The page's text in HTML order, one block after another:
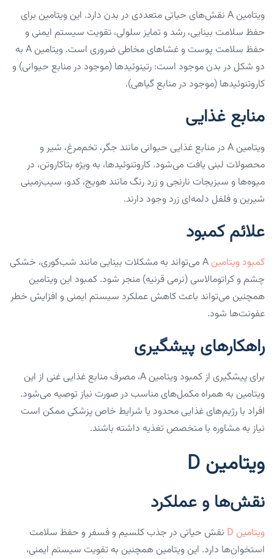
ویتامین A نقش‌های حیاتی متعددی در بدن دارد. این ویتامین برای
حفظ سلامت بینایی، رشد و تمایز سلولی، تقویت سیستم ایمنی و
حفظ سلامت پوست و غشاهای مخاطی ضروری است. ویتامین A به
دو شکل در بدن موجود است: رتینوئیدها (موجود در منابع حیوانی) و
کاروتنوئیدها (موجود در منابع گیاهی).
منابع غذایی
ویتامین A در منابع غذایی حیوانی مانند جگر، تخم‌مرغ، شیر و
محصولات لبنی یافت می‌شود. کاروتنوئیدها، به ویژه بتاکاروتن، در
میوه‌ها و سبزیجات نارنجی و زرد رنگ مانند هویج، کدو، سیب‌زمینی
شیرین و فلفل دلمه‌ای زرد وجود دارند.
علائم کمبود
کمبود ویتامین
A می‌تواند به مشکلات بینایی مانند شب‌کوری، خشکی
چشم و کراتومالاسی (نرمی قرنیه) منجر شود. کمبود این ویتامین
همچنین می‌تواند باعث کاهش عملکرد سیستم ایمنی و افزایش خطر
عفونت‌ها شود.
راهکارهای پیشگیری
برای پیشگیری از کمبود ویتامین A، مصرف منابع غذایی غنی از این
ویتامین به همراه مکمل‌های مناسب در صورت نیاز توصیه می‌شود.
افراد با رژیم‌های غذایی محدود یا شرایط خاص پزشکی ممکن است
نیاز به مشاوره با متخصص تغذیه داشته باشند.
ویتامین D
نقش‌ها و عملکرد
ویتامین D
نقش حیاتی در جذب کلسیم و فسفر و حفظ سلامت
استخوان‌ها دارد. این ویتامین همچنین به تقویت سیستم ایمنی،